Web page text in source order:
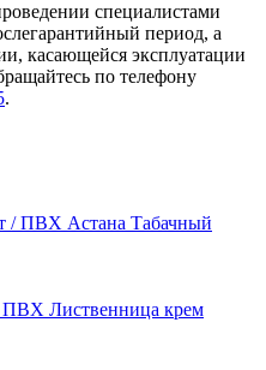
специалистами
период, а
касающейся эксплуатации
по телефону
.
/ ПВХ Астана Табачный
Лиственница крем